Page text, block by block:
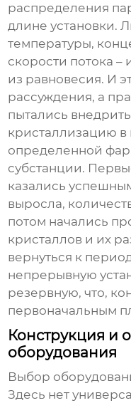
распределения
длине установки.
температуры,
скорости потока –
из равновесия. И
рассуждения, а
пытались
кристаллизацию в
определенной
субстанции.
казались
выросла,
потом начались
кристаллов и их
вернуться к
непрерывную
резервную, что,
первоначальным
Конструкция и
оборудования
Выбор
Здесь нет